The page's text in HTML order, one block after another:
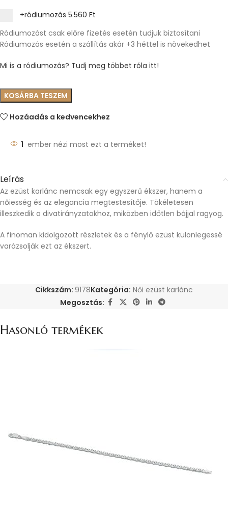
+ródiumozás 5.560 Ft
Ródiumozást csak előre fizetés esetén tudjuk biztosítani
Ródiumozás esetén a szállítás akár +3 héttel is növekedhet
Mi is a ródiumozás? Tudj meg többet róla itt!
KOSÁRBA TESZEM
Hozáadás a kedvencekhez
1 ember nézi most ezt a terméket!
Leírás
Az ezüst karlánc nemcsak egy egyszerű ékszer, hanem a
nőiesség és az elegancia megtestesítője. Tökéletesen
illeszkedik a divatirányzatokhoz, miközben időtlen bájjal ragyog.
A finoman kidolgozott részletek és a fénylő ezüst különlegessé
varázsolják ezt az ékszert.
Cikkszám: 9178Kategória: Női ezüst karlánc
Megosztás:
Hasonló termékek